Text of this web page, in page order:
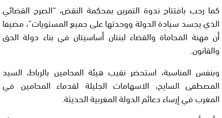
كما رحب بافتتاح ندوة التمرين بمحكمة النقض، “الصرح القضائي
الذي يجسد سيادة الدولة ووحدتها على جميع المستويات”، مضيفا
أن مهنة المحاماة والقضاء لبنتان أساسيتان في بناء دولة الحق
والقانون.
وبنفس المناسبة، استحضر نقيب هيئة المحامين بالرباط، السيد
المصطفى السايح، الاسهامات الجليلة لقدماء المحامين في
المغرب في إرساء دعائم الدولة المغربية الحديثة.